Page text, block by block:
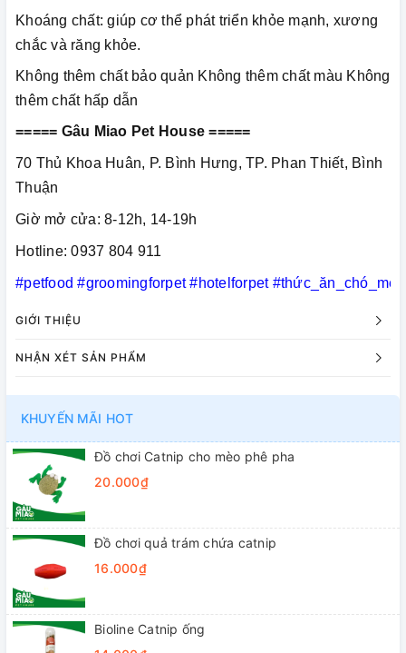
Khoáng chất: giúp cơ thể phát triển khỏe mạnh, xương
chắc và răng khỏe.
Không thêm chất bảo quản Không thêm chất màu Không
thêm chất hấp dẫn
===== Gâu Miao Pet House =====
70 Thủ Khoa Huân, P. Bình Hưng, TP. Phan Thiết, Bình
Thuận
Giờ mở cửa: 8-12h, 14-19h
Hotline: 0937 804 911
#petfood #groomingforpet #hotelforpet #thức_ăn_chó_mèo
GIỚI THIỆU
NHẬN XÉT SẢN PHẨM
KHUYẾN MÃI HOT
Đồ chơi Catnip cho mèo phê pha
20.000₫
Đồ chơi quả trám chứa catnip
16.000₫
Bioline Catnip ống